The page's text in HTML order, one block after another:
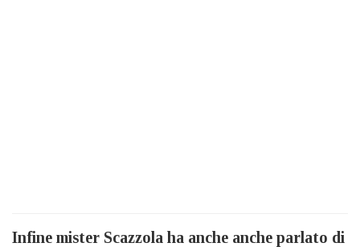
Infine mister Scazzola ha anche anche parlato di